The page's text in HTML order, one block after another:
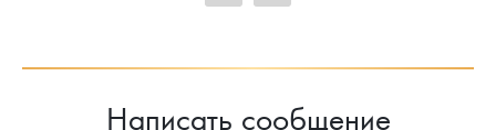
Написать сообщение